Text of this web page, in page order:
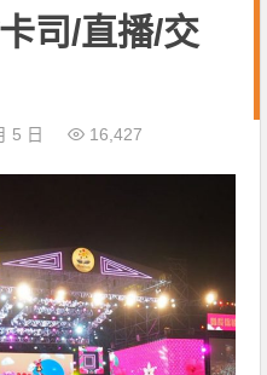
司/直播/交
5 日 16,427